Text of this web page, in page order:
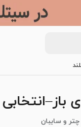
چتر و سایبان